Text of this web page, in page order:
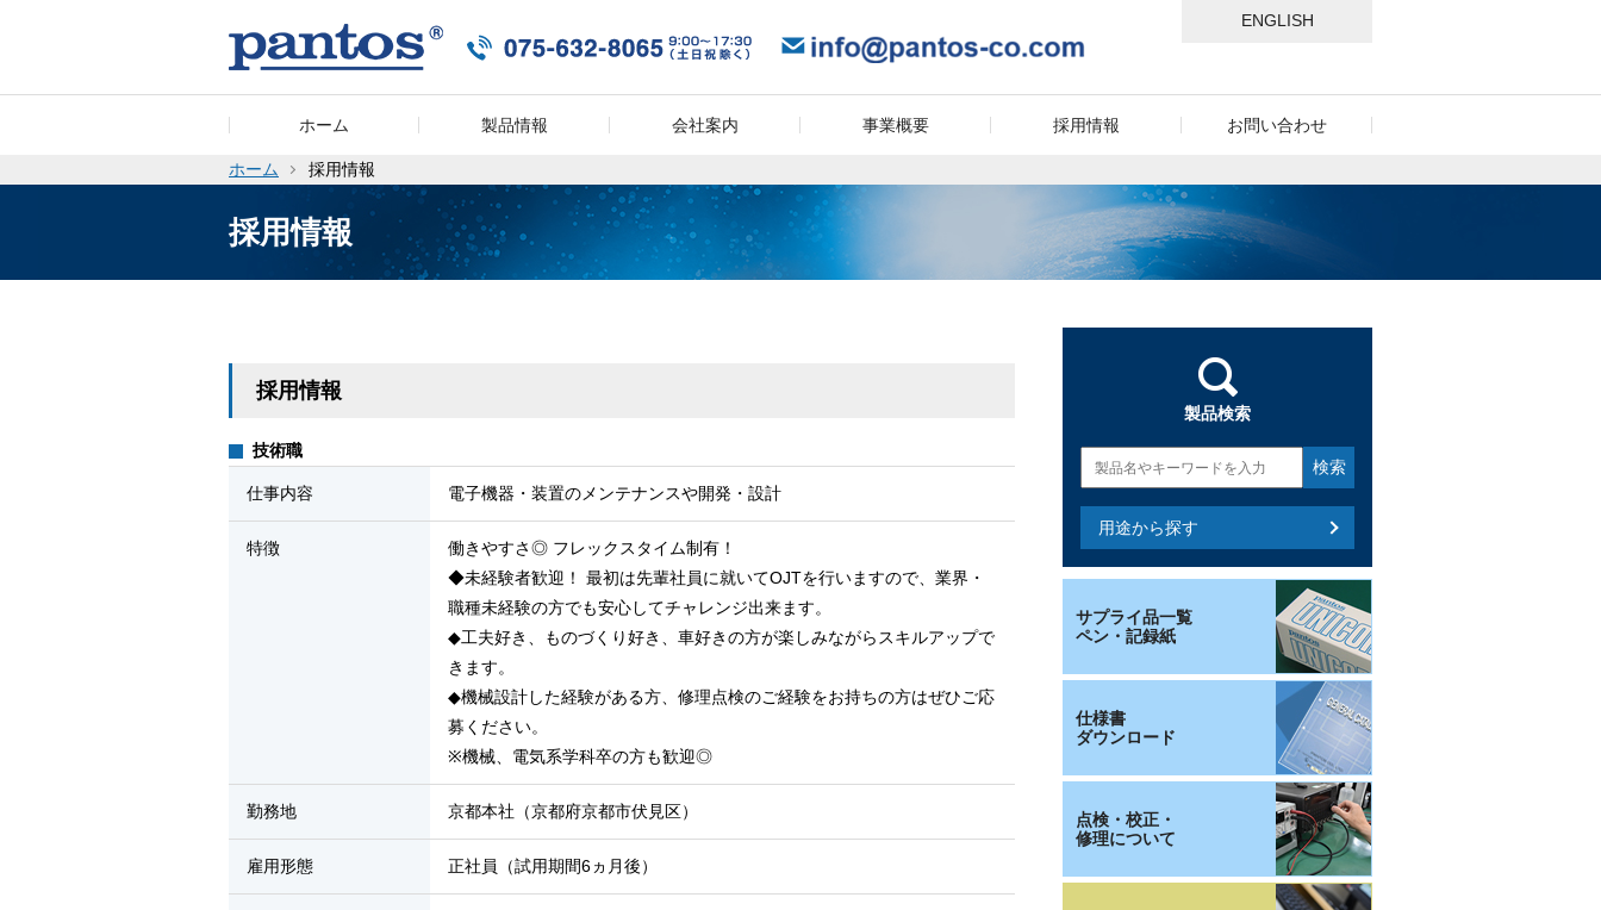
ENGLISH
ホーム 製品情報 会社案内 事業概要 採用情報 お問い合わせ
採用情報
ホーム 採用情報
採用情報
技術職
仕事内容 電子機器・装置のメンテナンスや開発・設計
特徴
働きやすさ◎ フレックスタイム制有！
◆未経験者歓迎！ 最初は先輩社員に就いてOJTを行いますので、業界・
職種未経験の方でも安心してチャレンジ出来ます。
◆工夫好き、ものづくり好き、車好きの方が楽しみながらスキルアップで
きます。
◆機械設計した経験がある方、修理点検のご経験をお持ちの方はぜひご応
募ください。
※機械、電気系学科卒の方も歓迎◎
勤務地 京都本社（京都府京都市伏見区）
雇用形態 正社員（試用期間6ヵ月後）
製品検索
用途から探す
サプライ品一覧
ペン・記録紙
仕様書
ダウンロード
点検・校正・
修理について